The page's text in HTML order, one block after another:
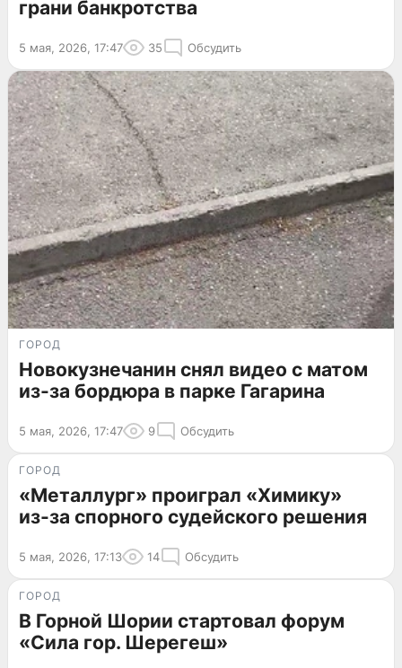
грани банкротства
5 мая, 2026, 17:47 35 Обсудить
ГОРОД
Новокузнечанин снял видео с матом
из-за бордюра в парке Гагарина
5 мая, 2026, 17:47 9 Обсудить
ГОРОД
«Металлург» проиграл «Химику»
из-за спорного судейского решения
5 мая, 2026, 17:13 14 Обсудить
ГОРОД
В Горной Шории стартовал форум
«Сила гор. Шерегеш»